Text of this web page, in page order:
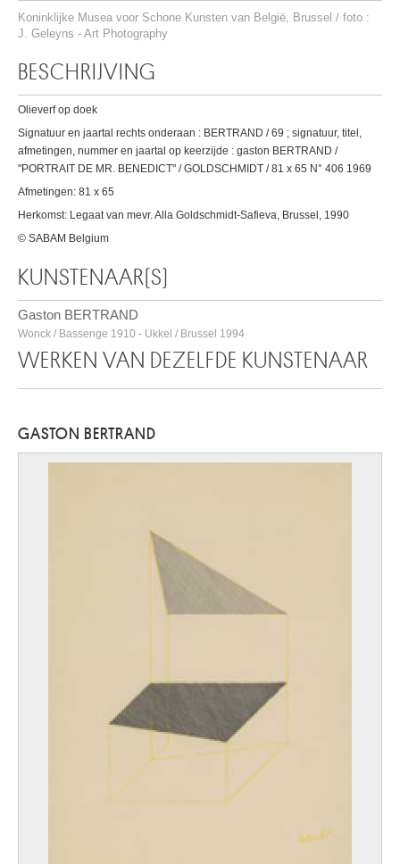
Koninklijke Musea voor Schone Kunsten van België, Brussel / foto :
J. Geleyns - Art Photography
BESCHRIJVING
Olieverf op doek
Signatuur en jaartal rechts onderaan : BERTRAND / 69 ; signatuur, titel,
afmetingen, nummer en jaartal op keerzijde : gaston BERTRAND /
"PORTRAIT DE MR. BENEDICT" / GOLDSCHMIDT / 81 x 65 N° 406 1969
Afmetingen: 81 x 65
Herkomst: Legaat van mevr. Alla Goldschmidt-Safieva, Brussel, 1990
© SABAM Belgium
KUNSTENAAR(S)
Gaston BERTRAND
Wonck / Bassenge 1910 - Ukkel / Brussel 1994
WERKEN VAN DEZELFDE KUNSTENAAR
GASTON BERTRAND